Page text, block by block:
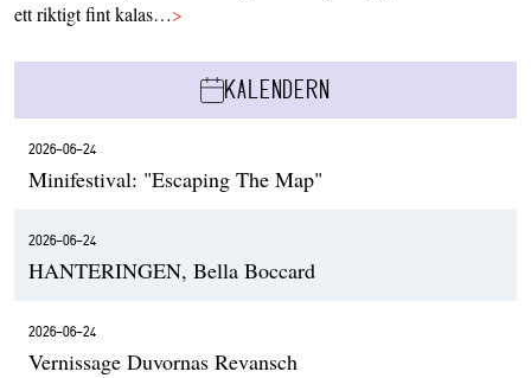
ett riktigt fint kalas…>
KALENDERN
2026-06-24
Minifestival: "Escaping The Map"
2026-06-24
HANTERINGEN, Bella Boccard
2026-06-24
Vernissage Duvornas Revansch